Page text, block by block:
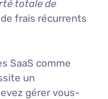
totale de
de frais récurrents
SaaS comme
un
gérer vous-